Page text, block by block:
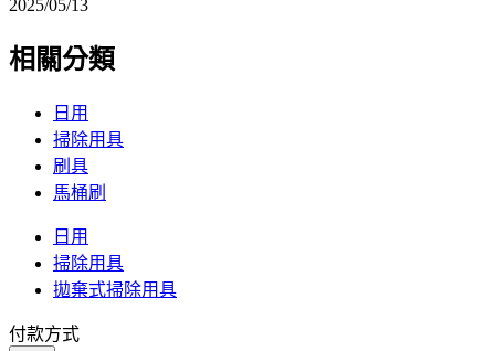
2025/05/13
相關分類
日用
掃除用具
刷具
馬桶刷
日用
掃除用具
拋棄式掃除用具
付款方式